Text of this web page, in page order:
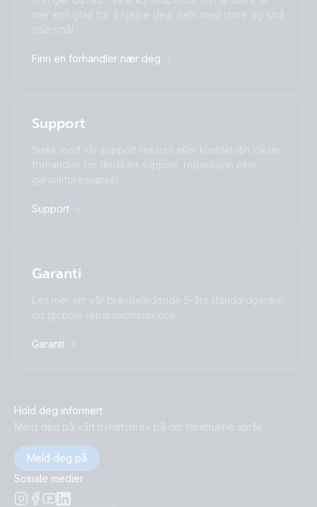
Čeština
Dansk
Deutsch
Italiano
Magyar
Suomalainen
Русский
Українська
中國人
Subscribe
mer enn glad for å hjelpe deg. Selv med store og små
spørsmål.
Finn en forhandler nær deg
Support
Sjekk med vår support ressurs eller kontakt din lokale
forhandler for dedikert support, reparasjon eller
garantiforespørsel.
Support
Garanti
Les mer om vår bransjeledende 5-års standardgaranti
og globale reparasjonsservice.
Garanti
Hold deg informert
Meld deg på vårt nyhetsbrev på ditt foretrukne språk
Meld deg på
Sosiale medier